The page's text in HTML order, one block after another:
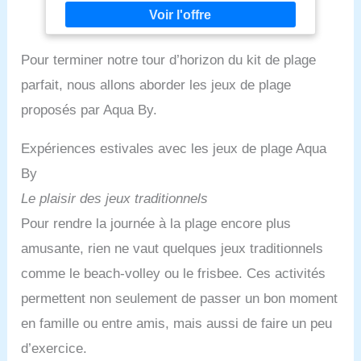
Pour terminer notre tour d’horizon du kit de plage
parfait, nous allons aborder les jeux de plage
proposés par Aqua By.
Expériences estivales avec les jeux de plage Aqua
By
Le plaisir des jeux traditionnels
Pour rendre la journée à la plage encore plus
amusante, rien ne vaut quelques jeux traditionnels
comme le beach-volley ou le frisbee. Ces activités
permettent non seulement de passer un bon moment
en famille ou entre amis, mais aussi de faire un peu
d’exercice.